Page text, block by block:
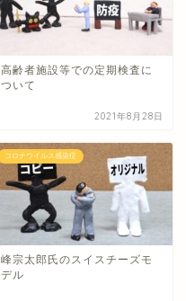
高齢者施設等での定期検査に
ついて
2021年8月28日
コロナウイルス感染症
峰宗太郎氏のスイスチーズモ
デル